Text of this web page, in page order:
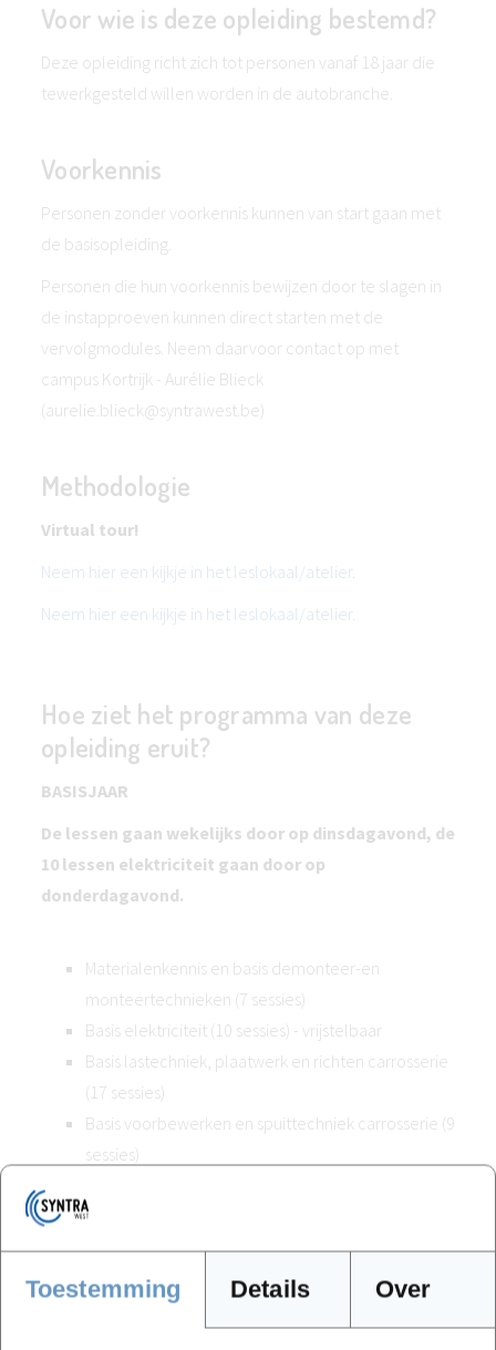
Toestemming Details Over
Voor wie is deze opleiding bestemd?
Deze opleiding richt zich tot personen vanaf 18 jaar die
tewerkgesteld willen worden in de autobranche.
Voorkennis
Personen zonder voorkennis kunnen van start gaan met
de basisopleiding.
Personen die hun voorkennis bewijzen door te slagen in
de instapproeven kunnen direct starten met de
vervolgmodules. Neem daarvoor contact op met
campus Kortrijk - Aurélie Blieck
(aurelie.blieck@syntrawest.be)
Methodologie
Virtual tour!
Neem hier een kijkje in het leslokaal/atelier.
Neem hier een kijkje in het leslokaal/atelier.
Hoe ziet het programma van deze
opleiding eruit?
BASISJAAR
De lessen gaan wekelijks door op dinsdagavond, de
10 lessen elektriciteit gaan door op
donderdagavond.
Materialenkennis en basis demonteer-en
monteertechnieken (7 sessies)
Basis elektriciteit (10 sessies) - vrijstelbaar
Basis lastechniek, plaatwerk en richten carrosserie
(17 sessies)
Basis voorbewerken en spuittechniek carrosserie (9
sessies)
Plaatwerker carrosserie(17 sessies)
Hier leert de cursist de technieken om beschadigde